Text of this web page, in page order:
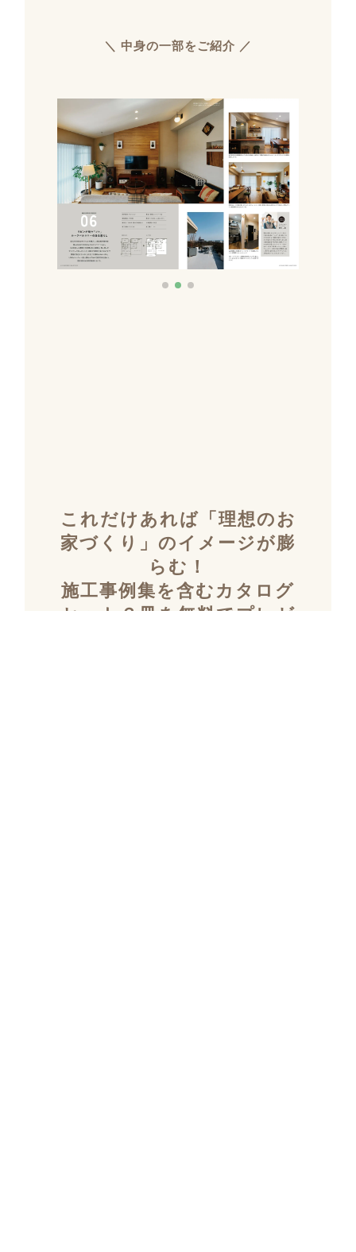
＼ 中身の一部をご紹介 ／
これだけあれば「理想のお
家づくり」のイメージが膨
らむ！
施工事例集を含むカタログ
セット３冊を無料でプレゼ